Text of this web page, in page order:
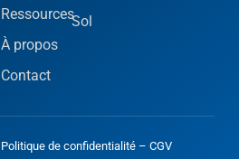
Ressources
À propos
Contact
Sol
Politique de confidentialité –CGV